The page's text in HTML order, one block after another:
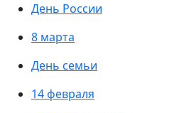
День России
8 марта
День семьи
14 февраля